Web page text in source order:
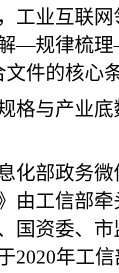
工业互联
—规律梳
文件的核心
格与产业
化部政务
由工信部
国资委、
2020年工